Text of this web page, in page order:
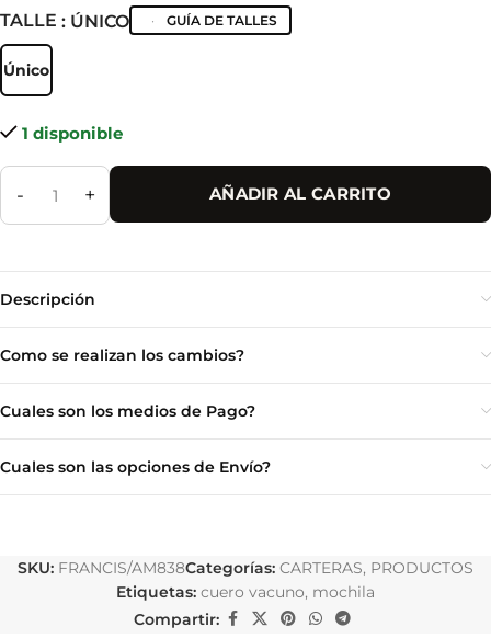
TALLE : ÚNICO GUÍA DE TALLES
Único
Único
1 disponible
- + AÑADIR AL CARRITO
Descripción
Como se realizan los cambios?
Cuales son los medios de Pago?
Cuales son las opciones de Envío?
SKU: FRANCIS/AM838Categorías: CARTERAS, PRODUCTOS
Etiquetas: cuero vacuno, mochila
Compartir: